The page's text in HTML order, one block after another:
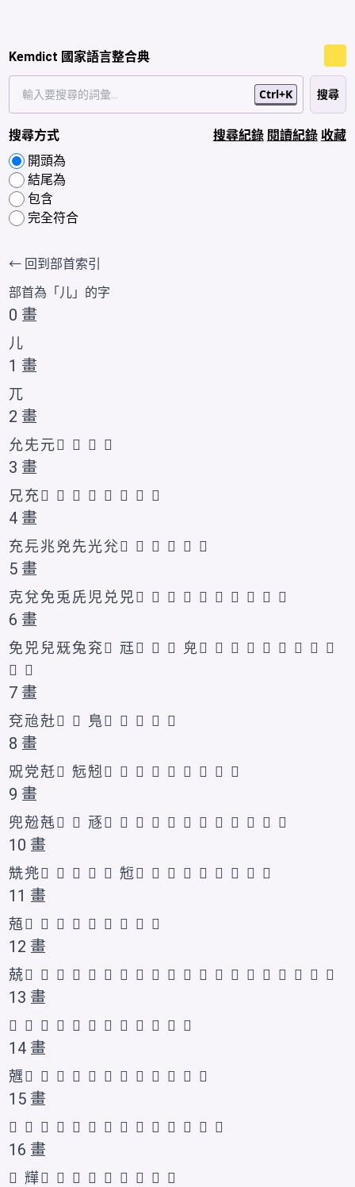
Kemdict 國家語言整合典
Ctrl+K
搜尋方式
開頭為
結尾為
包含
完全符合
搜尋紀錄 閱讀紀錄 收藏
← 回到部首索引
部首為「 儿 」的字
0 畫
儿
1 畫
兀
2 畫
允兂元𭀖 𠑶 𭀗 𭀘
3 畫
兄充𠑷 𠑸 𭀙 𭀚 𭀛 𭀜 𭀝 𰃊
4 畫
充㒫兆兇先光兊𠑹 𠘺 𠑺 𠑻 𠑼 𫤗
5 畫
克兌免兎兏児兑兕𠑽 𠑾 𠑿 𠒀 𠒁 𠒂 𭀞 𭀟 𭀠 𰃋
6 畫
免兕兒兓兔兖𠒄 㒬𠒃 𠒅 𠒆 𠒇𠒈 𠒉 𠒊 𠒋 𪝿 𫤘 𭀡 𭀢 𭀣
𰃌 𭀤
7 畫
兗兘兙𠒌 𠒍 𠒎𠒏 𪞀 𫝌 𫤙 𭀥
8 畫
㒭党兛𠒐 𠒑𠒒𠒓 𠒔 𠒕 𠒖 𪞁 𭀦 𭀧 𱏤 𱏥
9 畫
兜兝兞𠒜 𠒝 㒮𠒗 𠒘 𠒙 𠒚 𠒛 𫤚 𫤛 𭀨 𰃍 𱏦 𱏧 𱏨
10 畫
兟兠𠒢 𠒞 𠒟 𠒠 𠒡 𠒣𫤜 𫤝 𭀩 𭀪 𭀫 𭀬 𭀭 𰃎 𱏩
11 畫
兡𠒤 𠒥 𠒦 𪞂 𫤞 𭀮 𭀯 𰃏 𰃐
12 畫
兢𠒧 𠒨 𠒩 𠒪 𠒫 𠒬 𠒭 𠒮 𠒯 𫤟 𫤠 𭀰 𭀱 𭀲 𭀳 𰃑 𰃒 𱏪 𱏫 𱏬
13 畫
𠒰 𠒲 𠒵 𠒱 𠒴 𠒶 𠒷 𪞃 𪞄 𪞅 𭀴 𱏭
14 畫
兣𠒸 𠒾 𠒳 𠒹 𠒺 𠒻 𠒼 𠒽 𭀵 𰃓 𰃔 𱏮
15 畫
𭀶 𠒿 𠓀 𠓁 𠓂 𠓃 𠓄 𠓅 𠓇 𫤡 𫤢 𭀷 𭀸 𱏯
16 畫
𠓊 㒯𠓆 𠓈 𠓉 𫤣 𫤤 𫤥 𫤦 𭀹 𭀺